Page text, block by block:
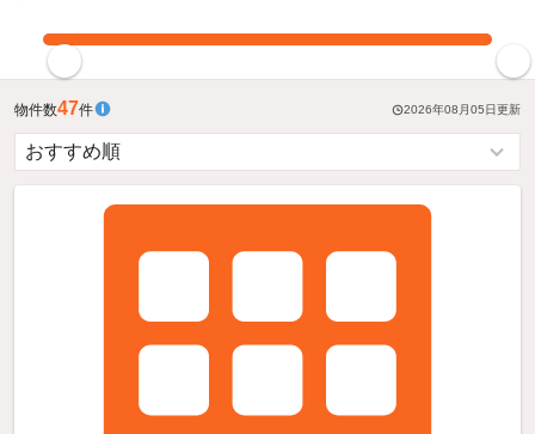
物件数47件 2026年08月05日更新